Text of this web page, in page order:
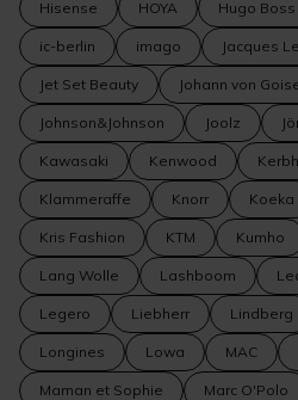
Hisense HOYA Hugo Boss
ic-berlin imago Jacques
Jet Set Beauty Johann von
Johnson&Johnson Joolz
Kawasaki Kenwood
Klammeraffe Knorr Koeka
Kris Fashion KTM Kumho
Lang Wolle Lashboom
Legero Liebherr Lindberg
Longines Lowa MAC
Maman et Sophie Marc O'Polo